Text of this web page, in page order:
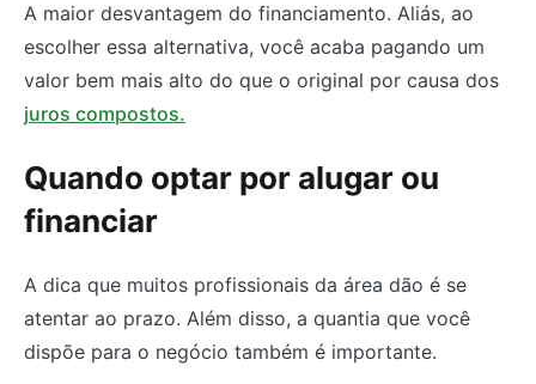
A maior desvantagem do financiamento. Aliás, ao
escolher essa alternativa, você acaba pagando um
valor bem mais alto do que o original por causa dos
juros compostos.
Quando optar por alugar ou
financiar
A dica que muitos profissionais da área dão é se
atentar ao prazo. Além disso, a quantia que você
dispõe para o negócio também é importante.